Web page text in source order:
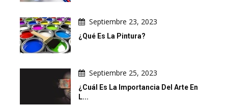
Septiembre 23, 2023
¿Qué Es La Pintura?
Septiembre 25, 2023
¿Cuál Es La Importancia Del Arte En
L...